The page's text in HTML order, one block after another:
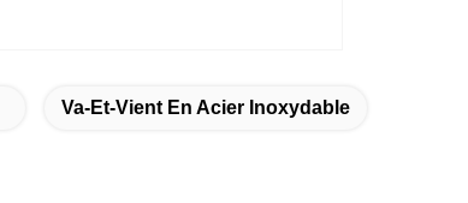
Va-Et-Vient En Acier Inoxydable